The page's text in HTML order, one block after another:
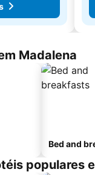
Madalena
Bed and
populares